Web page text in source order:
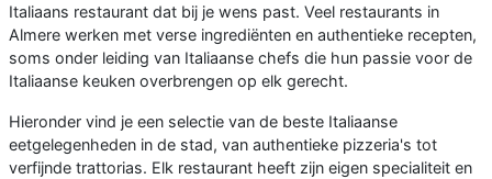
Italiaans restaurant dat bij je wens past. Veel restaurants in
Almere werken met verse ingrediënten en authentieke recepten,
soms onder leiding van Italiaanse chefs die hun passie voor de
Italiaanse keuken overbrengen op elk gerecht.
Hieronder vind je een selectie van de beste Italiaanse
eetgelegenheden in de stad, van authentieke pizzeria's tot
verfijnde trattorias. Elk restaurant heeft zijn eigen specialiteit en